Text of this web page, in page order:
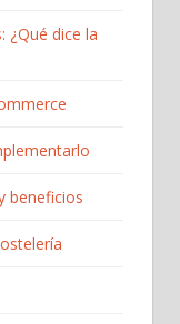
¿Qué dice la
beneficios